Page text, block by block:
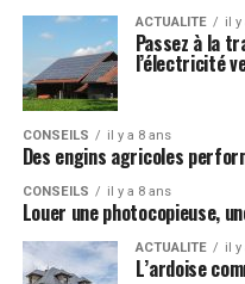
ACTUALITE il y
Passez à la
l’électricité
CONSEILS il y a 8 ans
Des engins agricoles
CONSEILS il y a 8 ans
Louer une photocopieuse,
ACTUALITE il y
L’ardoise